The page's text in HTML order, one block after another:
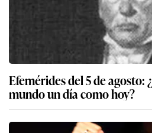
Efemérides del 5 de agosto:
mundo un día como hoy?